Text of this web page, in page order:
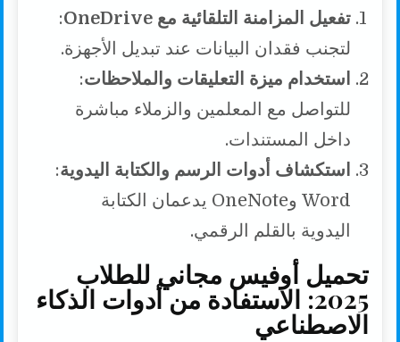
تفعيل المزامنة التلقائية مع OneDrive
:
لتجنب فقدان البيانات عند تبديل الأجهزة.
استخدام ميزة التعليقات والملاحظات:
للتواصل مع المعلمين والزملاء مباشرة
داخل المستندات.
استكشاف أدوات الرسم والكتابة اليدوية:
Word وOneNote يدعمان الكتابة
اليدوية بالقلم الرقمي.
تحميل أوفيس مجاني للطلاب
2025: الاستفادة من أدوات الذكاء
الاصطناعي